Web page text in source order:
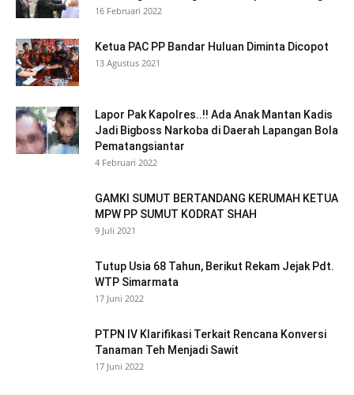
16 Februari 2022
Ketua PAC PP Bandar Huluan Diminta Dicopot
13 Agustus 2021
Lapor Pak Kapolres..!! Ada Anak Mantan Kadis
Jadi Bigboss Narkoba di Daerah Lapangan Bola
Pematangsiantar
4 Februari 2022
GAMKI SUMUT BERTANDANG KERUMAH KETUA
MPW PP SUMUT KODRAT SHAH
9 Juli 2021
Tutup Usia 68 Tahun, Berikut Rekam Jejak Pdt.
WTP Simarmata
17 Juni 2022
PTPN IV Klarifikasi Terkait Rencana Konversi
Tanaman Teh Menjadi Sawit
17 Juni 2022